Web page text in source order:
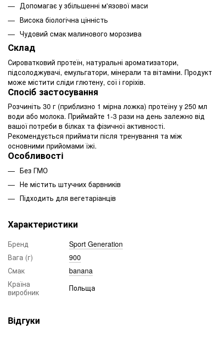
Допомагає у збільшенні м'язової маси
Висока біологічна цінність
Чудовий смак малинового морозива
Склад
Сироватковий протеїн, натуральні ароматизатори,
підсолоджувачі, емульгатори, мінерали та вітаміни. Продукт
може містити сліди глютену, сої і горіхів.
Спосіб застосування
Розчиніть 30 г (приблизно 1 мірна ложка) протеїну у 250 мл
води або молока. Приймайте 1-3 рази на день залежно від
вашої потреби в білках та фізичної активності.
Рекомендується приймати після тренування та між
основними прийомами їжі.
Особливості
Без ГМО
Не містить штучних барвників
Підходить для вегетаріанців
Характеристики
Бренд
Sport Generation
Вага (г)
900
Смак
banana
Країна
виробник
Польща
Відгуки